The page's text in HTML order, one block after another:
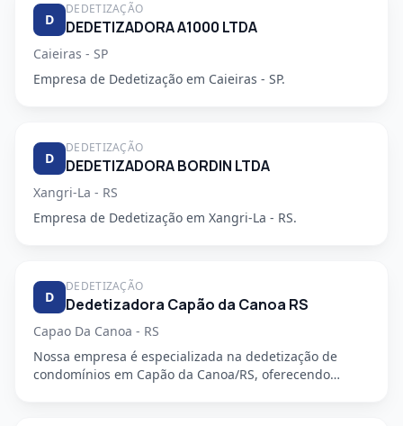
D
DEDETIZAÇÃO
DEDETIZADORA A1000 LTDA
Caieiras - SP
Empresa de Dedetização em Caieiras - SP.
D
DEDETIZAÇÃO
DEDETIZADORA BORDIN LTDA
Xangri-La - RS
Empresa de Dedetização em Xangri-La - RS.
D
DEDETIZAÇÃO
Dedetizadora Capão da Canoa RS
Capao Da Canoa - RS
Nossa empresa é especializada na dedetização de
condomínios em Capão da Canoa/RS, oferecendo